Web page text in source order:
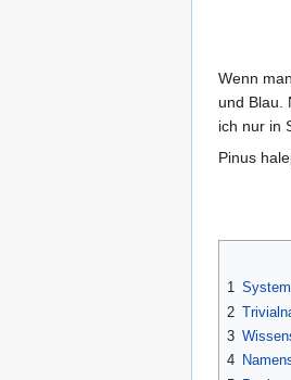
Wenn
und Blau.
ich nur in
Pinus
1
2
3
4